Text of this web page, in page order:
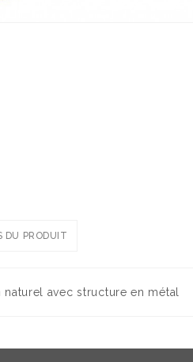
DU PRODUIT
avec structure en métal